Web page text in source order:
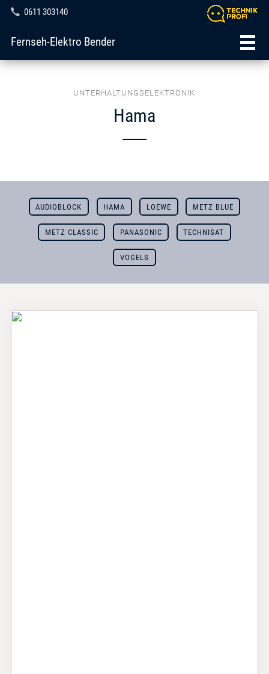
0611 303140
Fernseh-Elektro Bender
UNTERHALTUNGSELEKTRONIK
Hama
AUDIOBLOCK HAMA LOEWE METZ BLUE
METZ CLASSIC PANASONIC TECHNISAT
VOGELS